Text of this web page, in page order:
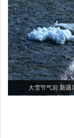
大雪节气前 新疆